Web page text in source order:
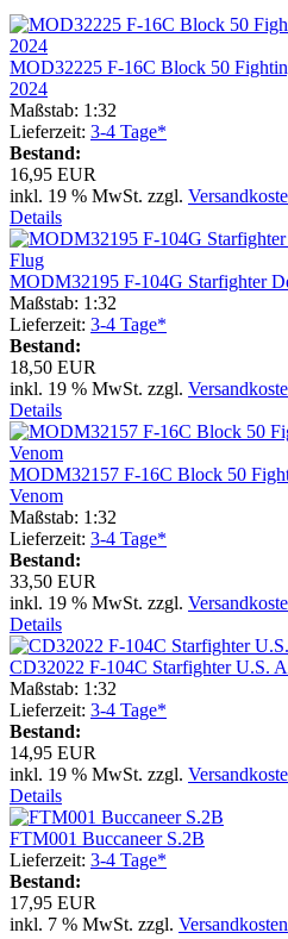
MOD32225 F-16C Block 50
2024
Maßstab: 1:32
Lieferzeit: 3-4 Tage*
Bestand:
16,95 EUR
inkl. 19 % MwSt. zzgl.
Details
MODM32195 F-104G Starfighter
Maßstab: 1:32
Lieferzeit: 3-4 Tage*
Bestand:
18,50 EUR
inkl. 19 % MwSt. zzgl.
Details
MODM32157 F-16C Block 50
Venom
Maßstab: 1:32
Lieferzeit: 3-4 Tage*
Bestand:
33,50 EUR
inkl. 19 % MwSt. zzgl.
Details
CD32022 F-104C Starfighter U.S.
Maßstab: 1:32
Lieferzeit: 3-4 Tage*
Bestand:
14,95 EUR
inkl. 19 % MwSt. zzgl.
Details
FTM001 Buccaneer S.2B
Lieferzeit: 3-4 Tage*
Bestand:
17,95 EUR
inkl. 7 % MwSt. zzgl. Versandkosten